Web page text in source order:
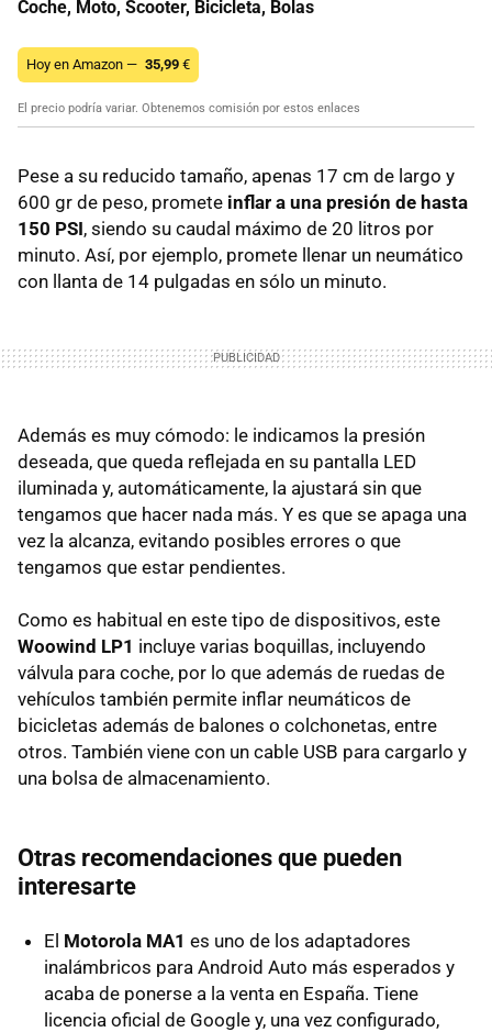
Coche, Moto, Scooter, Bicicleta, Bolas
Hoy en Amazon — 35,99 €
El precio podría variar. Obtenemos comisión por estos enlaces
Pese a su reducido tamaño, apenas 17 cm de largo y
600 gr de peso, promete inflar a una presión de hasta
150 PSI, siendo su caudal máximo de 20 litros por
minuto. Así, por ejemplo, promete llenar un neumático
con llanta de 14 pulgadas en sólo un minuto.
Además es muy cómodo: le indicamos la presión
deseada, que queda reflejada en su pantalla LED
iluminada y, automáticamente, la ajustará sin que
tengamos que hacer nada más. Y es que se apaga una
vez la alcanza, evitando posibles errores o que
tengamos que estar pendientes.
Como es habitual en este tipo de dispositivos, este
Woowind LP1 incluye varias boquillas, incluyendo
válvula para coche, por lo que además de ruedas de
vehículos también permite inflar neumáticos de
bicicletas además de balones o colchonetas, entre
otros. También viene con un cable USB para cargarlo y
una bolsa de almacenamiento.
Otras recomendaciones que pueden
interesarte
El Motorola MA1 es uno de los adaptadores
inalámbricos para Android Auto más esperados y
acaba de ponerse a la venta en España. Tiene
licencia oficial de Google y, una vez configurado,